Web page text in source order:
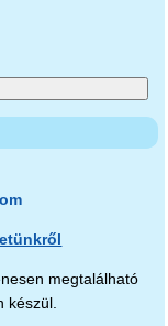
megtalálható
készül.